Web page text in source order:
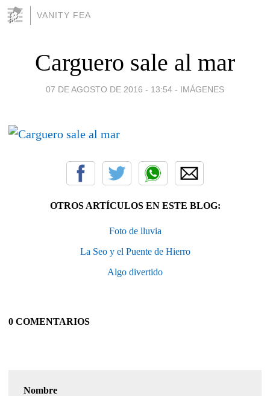
VANITY FEA
Carguero sale al mar
07 DE AGOSTO DE 2016 - 13:54 - IMÁGENES
OTROS ARTÍCULOS EN ESTE BLOG:
Foto de lluvia
La Seo y el Puente de Hierro
Algo divertido
0 COMENTARIOS
Nombre